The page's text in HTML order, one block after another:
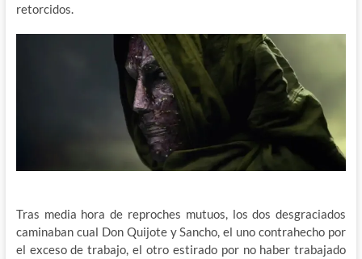
retorcidos.
Tras media hora de reproches mutuos, los dos desgraciados
caminaban cual Don Quijote y Sancho, el uno contrahecho por
el exceso de trabajo, el otro estirado por no haber trabajado